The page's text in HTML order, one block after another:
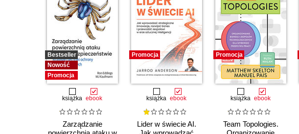
Bestseller
Nowość
Promocja
książka ebook
Zarządzanie
Promocja
książka ebook
Lider w świecie AI.
Promocja
książka ebook
Team Topologies.